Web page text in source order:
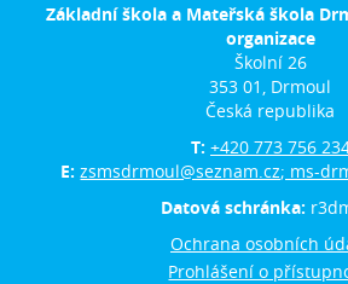
Základní škola a Mateřská škola
organizace
Školní 26
353 01, Drmoul
Česká republika
T: +420 773 756
E:zsmsdrmoul@seznam.cz; ms-
Datová schránka:
Ochrana osobních
Prohlášení o